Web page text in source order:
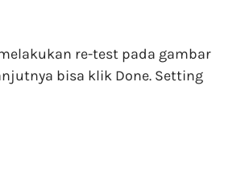
re-test pada gambar
bisa klik Done. Setting